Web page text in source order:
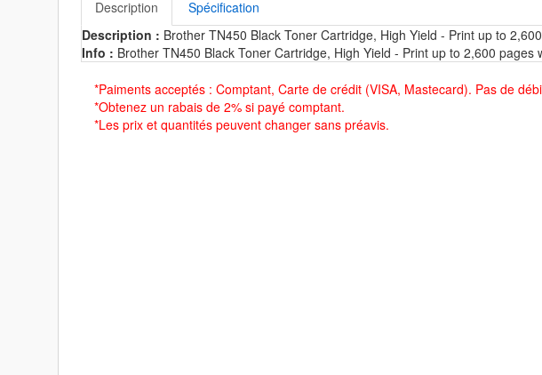
Description
Spécification
Description : Brother TN450 Black Toner Cartridge, High Yield - Print up to
Info : Brother TN450 Black Toner Cartridge, High Yield - Print up to 2,600 pages
*Paiments acceptés : Comptant, Carte de crédit (VISA, Mastecard). Pas de
*Obtenez un rabais de 2% si payé comptant.
*Les prix et quantités peuvent changer sans préavis.